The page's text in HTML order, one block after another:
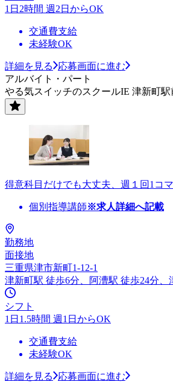
1日2時間 週2日からOK
交通費支給
未経験OK
詳細を見る
応募画面に進む
アルバイト・パート
やる気スイッチのスクールIE 津新町駅
得意科目だけでも大丈夫、週１回1コ
個別指導講師※求人詳細へ記載
勤務地
面接地
三重県津市新町1-12-1
津新町駅 徒歩6分、阿漕駅 徒歩24分、
シフト
1日1.5時間 週1日からOK
交通費支給
未経験OK
詳細を見る
応募画面に進む